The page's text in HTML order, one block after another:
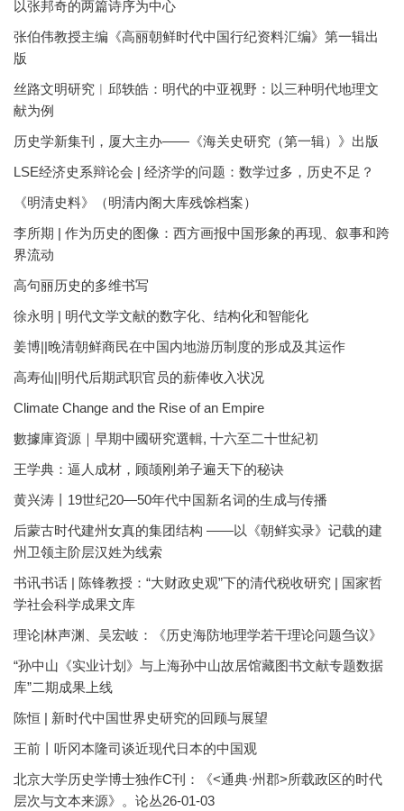
以张邦奇的两篇诗序为中心
张伯伟教授主编《高丽朝鲜时代中国行纪资料汇编》第一辑出
版
丝路文明研究︱邱轶皓：明代的中亚视野：以三种明代地理文
献为例
历史学新集刊，厦大主办——《海关史研究（第一辑）》出版
LSE经济史系辩论会 | 经济学的问题：数学过多，历史不足？
《明清史料》（明清内阁大库残馀档案）
李所期 | 作为历史的图像：西方画报中国形象的再现、叙事和跨
界流动
高句丽历史的多维书写
徐永明 | 明代文学文献的数字化、结构化和智能化
姜博||晚清朝鲜商民在中国内地游历制度的形成及其运作
高寿仙||明代后期武职官员的薪俸收入状况
Climate Change and the Rise of an Empire
數據庫資源｜早期中國研究選輯, 十六至二十世紀初
王学典：逼人成材，顾颉刚弟子遍天下的秘诀
黄兴涛丨19世纪20—50年代中国新名词的生成与传播
后蒙古时代建州女真的集团结构 ——以《朝鲜实录》记载的建
州卫领主阶层汉姓为线索
书讯书话 | 陈锋教授：“大财政史观”下的清代税收研究 | 国家哲
学社会科学成果文库
理论|林声渊、吴宏岐：《历史海防地理学若干理论问题刍议》
“孙中山《实业计划》与上海孙中山故居馆藏图书文献专题数据
库”二期成果上线
陈恒 | 新时代中国世界史研究的回顾与展望
王前丨听冈本隆司谈近现代日本的中国观
北京大学历史学博士独作C刊：《<通典·州郡>所载政区的时代
层次与文本来源》。论丛26-01-03